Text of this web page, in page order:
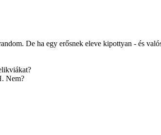
De ha egy erősnek eleve kipottyan - és
Nem?